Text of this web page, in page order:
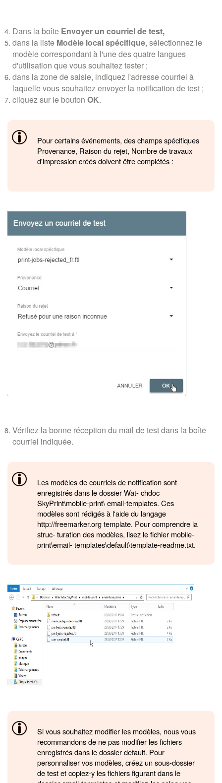
Dans la boîteEnvoyer un courriel de test,
dans la listeModèle local spécifique, sélectionnez le
modèle correspondant à l'une des quatre langues
d'utilisation que vous souhaitez tester ;
dans la zone de saisie, indiquez l'adresse courriel à
laquelle vous souhaitez envoyer la notification de test ;
cliquez sur le bouton OK.
Pour certains événements, des champs spécifiques
Provenance, Raison du rejet, Nombre de travaux
d'impression créés doivent être complétés :
Vérifiez la bonne réception du mail de test dans la boîte
courriel indiquée.
Les modèles de courriels de notification sont
enregistrés dans le dossier Wat- chdoc
SkyPrint\mobile-print\ email-templates. Ces
modèles sont rédigés à l'aide du langage
http://freemarker.org template. Pour comprendre la
struc- turation des modèles, lisez le fichier mobile-
print\email- templates\default\template-readme.txt.
Si vous souhaitez modifier les modèles, nous vous
recommandons de ne pas modifier les fichiers
enregistrés dans le dossier default. Pour
personnaliser vos modèles, créez un sous-dossier
de test et copiez-y les fichiers figurant dans le